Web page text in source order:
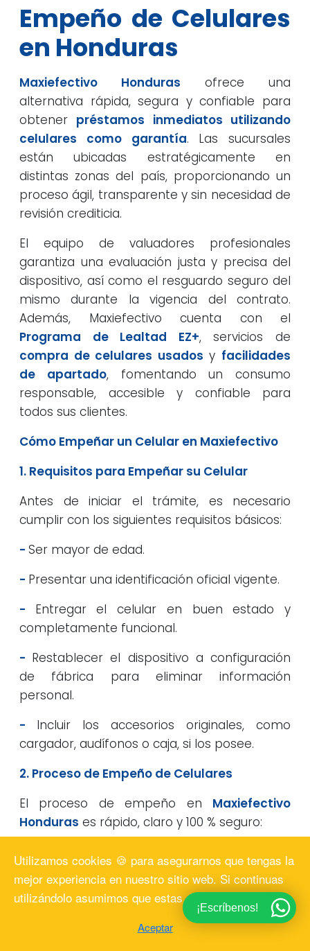
Empeño de Celulares
en Honduras
Maxiefectivo Honduras ofrece una
alternativa rápida, segura y confiable para
obtener préstamos inmediatos utilizando
celulares como garantía. Las sucursales
están ubicadas estratégicamente en
distintas zonas del país, proporcionando un
proceso ágil, transparente y sin necesidad de
revisión crediticia.
El equipo de valuadores profesionales
garantiza una evaluación justa y precisa del
dispositivo, así como el resguardo seguro del
mismo durante la vigencia del contrato.
Además, Maxiefectivo cuenta con el
Programa de Lealtad EZ+, servicios de
compra de celulares usados y facilidades
de apartado, fomentando un consumo
responsable, accesible y confiable para
todos sus clientes.
Cómo Empeñar un Celular en Maxiefectivo
1. Requisitos para Empeñar su Celular
Antes de iniciar el trámite, es necesario
cumplir con los siguientes requisitos básicos:
- Ser mayor de edad.
- Presentar una identificación oficial vigente.
- Entregar el celular en buen estado y
completamente funcional.
- Restablecer el dispositivo a configuración
de fábrica para eliminar información
personal.
- Incluir los accesorios originales, como
cargador, audífonos o caja, si los posee.
2. Proceso de Empeño de Celulares
El proceso de empeño en Maxiefectivo
Honduras es rápido, claro y 100 % seguro:
revisan el funcionamiento general del
dispositivo (batería, cámaras, pantalla,
puertos y conectividad).
Determinación del préstamo:
Utilizamos cookies 🍪 para asegurarnos que tengas la
mejor experiencia en nuestro sitio web. Si continuas
utilizándolo asumimos que estas deacuerdo.
Aceptar
¡Escríbenos!